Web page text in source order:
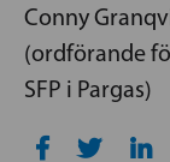
Conny
(ordförande
SFP i Pargas)